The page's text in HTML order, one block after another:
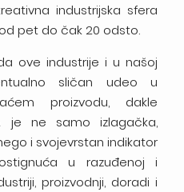
industrijska sfera
pet do čak 20 odsto.
ove industrije i u našoj
sličan udeo u
proizvodu, dakle
je ne samo izlagačka,
i svojevrstan indikator
u razuđenoj i
proizvodnji, doradi i